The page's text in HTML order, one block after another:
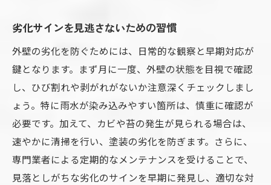
劣化サインを見逃さないための習慣
外壁の劣化を防ぐためには、日常的な観察と早期対応が
鍵となります。まず月に一度、外壁の状態を目視で確認
し、ひび割れや剥がれがないか注意深くチェックしまし
ょう。特に雨水が染み込みやすい箇所は、慎重に確認が
必要です。加えて、カビや苔の発生が見られる場合は、
速やかに清掃を行い、塗装の劣化を防ぎます。さらに、
専門業者による定期的なメンテナンスを受けることで、
見落としがちな劣化のサインを早期に発見し、適切な対